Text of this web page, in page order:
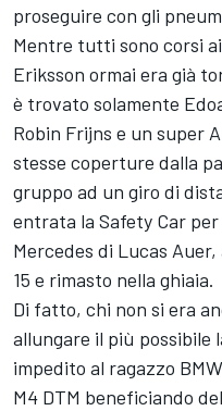
proseguire con gli
Mentre tutti sono corsi
Eriksson ormai era già
è trovato solamente
Robin Frijns e un super
stesse coperture dalla
gruppo ad un giro di
entrata la Safety Car
Mercedes di Lucas
15 e rimasto nella ghiaia.
Di fatto, chi non si era
allungare il più possibile
impedito al ragazzo
M4 DTM beneficiando